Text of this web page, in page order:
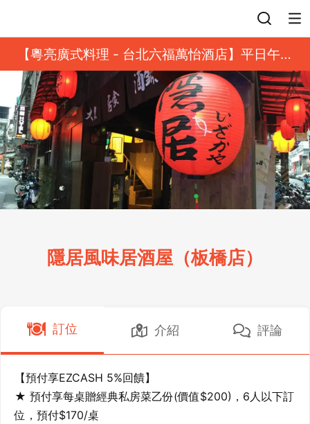
【粵亮廣式料理 - 台北六福萬怡酒店】平日午餐
8 折起｜靓港點套餐
隱居風味居酒屋（板橋店）
訂位 介紹 評論
【預付享EZCASH 5%回饋】
★ 預付享每桌贈經典私房菜乙份(價值$200)，6人以下訂
位，預付$170/桌